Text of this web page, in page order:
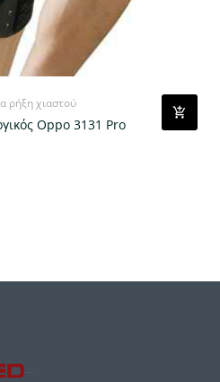
ρήξη χιαστού
Oppo 3131 Pro